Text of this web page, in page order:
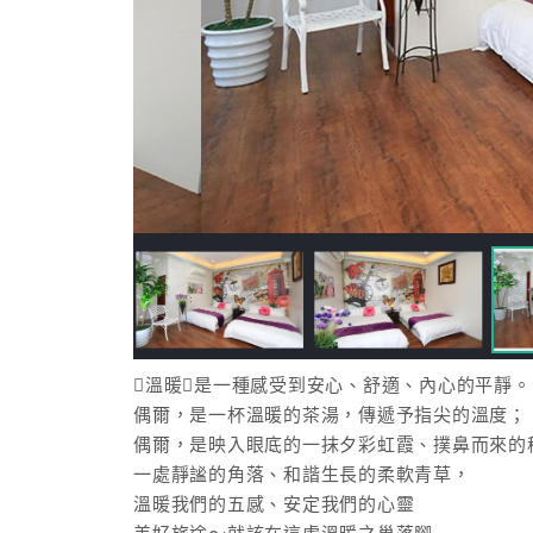
溫暖是一種感受到安心、舒適、內心的平靜。
偶爾，是一杯溫暖的茶湯，傳遞予指尖的溫度；
偶爾，是映入眼底的一抹夕彩虹霞、撲鼻而來的
一處靜謐的角落、和諧生長的柔軟青草，
溫暖我們的五感、安定我們的心靈